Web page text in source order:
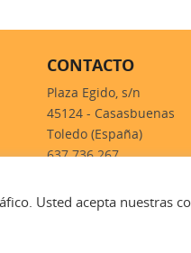
CONTACTO
Plaza Egido, s/n
45124 - Casasbuenas
Toledo (España)
637 736 267
Usted acepta nuestras